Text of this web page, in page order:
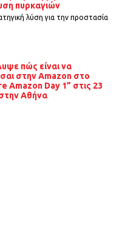
πυρκαγιών
λύση για την προστασία
πώς είναι να
στην Amazon στο
Amazon Day 1” στις 23
Αθήνα